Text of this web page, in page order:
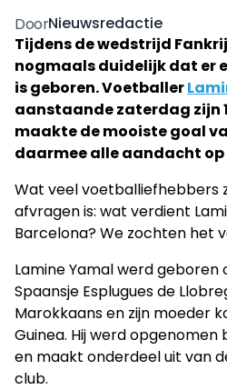
DoorNieuwsredactie
Tijdens de wedstrijd
nogmaals duidelijk dat er
is geboren. Voetballer
aanstaande zaterdag zijn
maakte de mooiste goal
daarmee alle aandacht op
Wat veel voetballiefhebbers
afvragen is: wat verdient
Barcelona? We zochten het
Lamine Yamal werd geboren
Spaansje Esplugues de
Marokkaans en zijn moeder
Guinea. Hij werd opgenomen
en maakt onderdeel uit van
club.